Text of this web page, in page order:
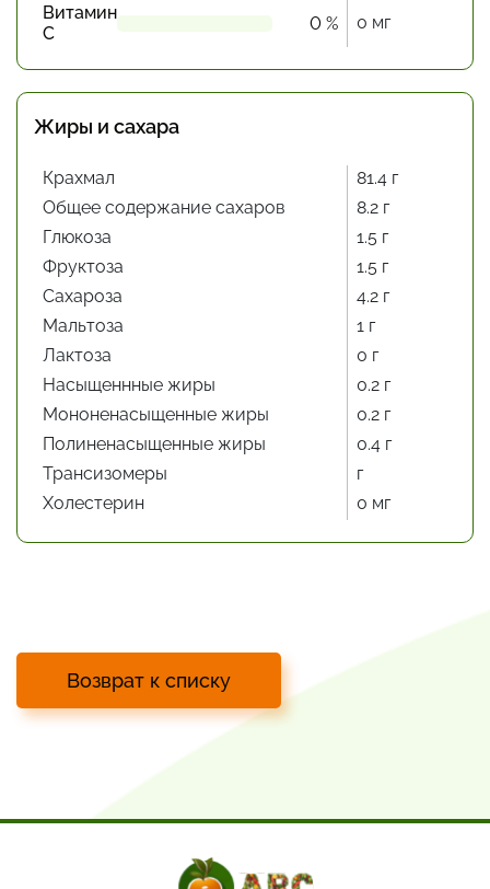
Витамин
С
0 % 0 мг
Жиры и сахара
Крахмал
81.4 г
Общее содержание сахаров
8.2 г
Глюкоза
1.5 г
Фруктоза
1.5 г
Сахароза
4.2 г
Мальтоза
1 г
Лактоза
0 г
Насыщеннные жиры
0.2 г
Мононенасыщенные жиры
0.2 г
Полиненасыщенные жиры
0.4 г
Трансизомеры
г
Холестерин
0 мг
Возврат к списку